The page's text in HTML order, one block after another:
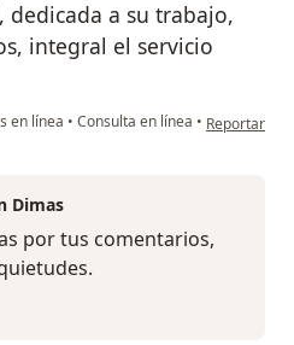
dedicada a su trabajo,
integral el servicio
en línea • Consulta en línea • en opinión
Reportar
Dimas
por tus comentarios,